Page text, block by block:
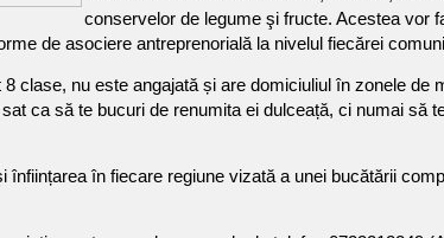
conservelor de legume şi fructe. Acestea vor
de asociere antreprenorială la nivelul fiecărei
clase, nu este angajată și are domiciuliul în zonele
ca să te bucuri de renumita ei dulceață, ci numai
înființarea în fiecare regiune vizată a unei bucătării